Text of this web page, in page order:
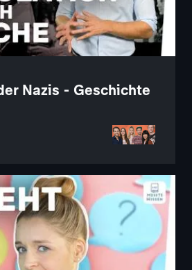
Nazis - Geschichte